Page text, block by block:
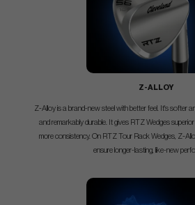
Z-ALLOY
Z-Alloy is a brand-new steel with better feel. It's softer
and remarkably durable. It gives RTZ Wedges
more consistency. On RTZ Tour Rack Wedges, Z-
ensure longer-lasting, like-new